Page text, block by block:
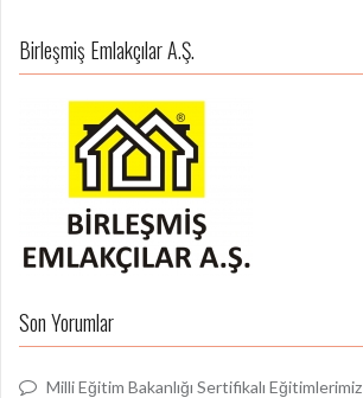
Birleşmiş Emlakçılar A.Ş.
Son Yorumlar
Milli Eğitim Bakanlığı Sertifikalı Eğitimlerimiz